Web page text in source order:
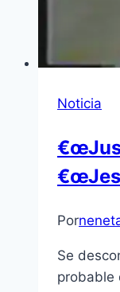
Noticia
Por
Se
probable